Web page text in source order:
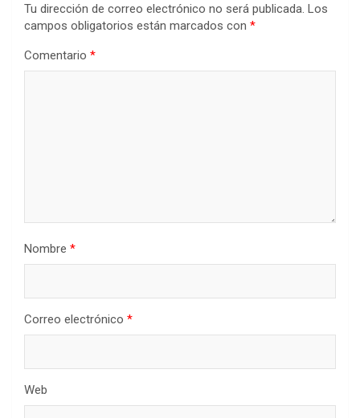
Tu dirección de correo electrónico no será publicada. Los
campos obligatorios están marcados con *
Comentario *
Nombre *
Correo electrónico *
Web